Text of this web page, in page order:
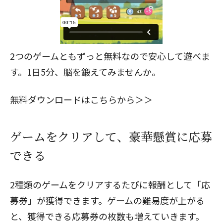
2つのゲームともずっと無料なので安心して遊べま
す。1日5分、脳を鍛えてみませんか。
無料ダウンロードはこちらから＞＞
ゲームをクリアして、豪華懸賞に応募
できる
2種類のゲームをクリアするたびに報酬として「応
募券」が獲得できます。ゲームの難易度が上がる
と、獲得できる応募券の枚数も増えていきます。